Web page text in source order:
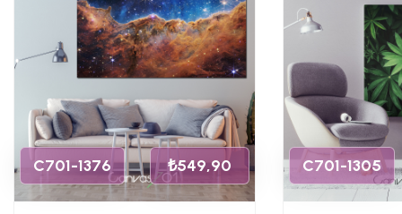
C701-1376 ₺549,90 C701-1305